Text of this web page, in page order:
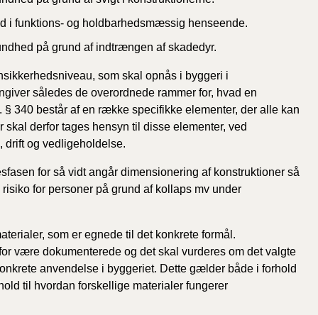
i funktions- og holdbarhedsmæssig henseende.
på grund af indtrængen af skadedyr.
som skal opnås i byggeri i
således de overordnede rammer for, hvad en
340 består af en række specifikke elementer, der alle kan
derfor tages hensyn til disse elementer, ved
drift og vedligeholdelse.
for så vidt angår dimensionering af konstruktioner så
for personer på grund af kollaps mv under
som er egnede til det konkrete formål.
være dokumenterede og det skal vurderes om det valgte
anvendelse i byggeriet. Dette gælder både i forhold
til hvordan forskellige materialer fungerer